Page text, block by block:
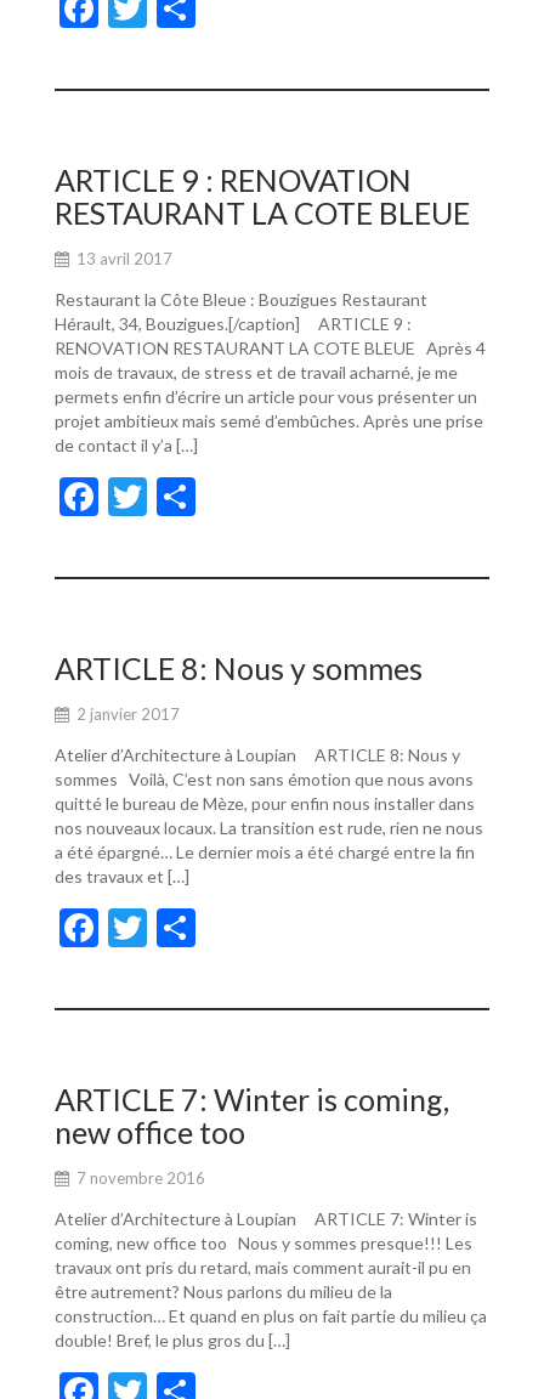
e
o
o
k
itt ta
er
ARTICLE 9 : RENOVATION
RESTAURANT LA COTE BLEUE
13 avril 2017
Restaurant la Côte Bleue : Bouzigues Restaurant
Hérault, 34, Bouzigues.[/caption] ARTICLE 9 :
RENOVATION RESTAURANT LA COTE BLEUE Après 4
mois de travaux, de stress et de travail acharné, je me
permets enfin d’écrire un article pour vous présenter un
projet ambitieux mais semé d’embûches. Après une prise
de contact il y’a […]
F
e
o
o
k
T
itt ta
er
ARTICLE 8: Nous y sommes
2 janvier 2017
Atelier d’Architecture à Loupian ARTICLE 8: Nous y
sommes Voilà, C’est non sans émotion que nous avons
quitté le bureau de Mèze, pour enfin nous installer dans
nos nouveaux locaux. La transition est rude, rien ne nous
a été épargné… Le dernier mois a été chargé entre la fin
des travaux et […]
F
e
o
o
k
T
itt ta
er
ARTICLE 7: Winter is coming,
new office too
7 novembre 2016
Atelier d’Architecture à Loupian ARTICLE 7: Winter is
coming, new office too Nous y sommes presque!!! Les
travaux ont pris du retard, mais comment aurait-il pu en
être autrement? Nous parlons du milieu de la
construction… Et quand en plus on fait partie du milieu ça
double! Bref, le plus gros du […]